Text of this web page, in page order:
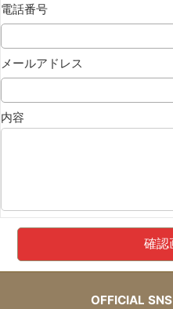
電話番号
メールアドレス
内容
OFFICIAL SNS